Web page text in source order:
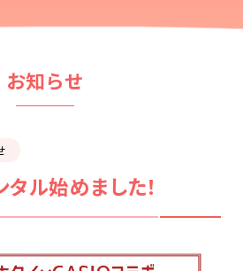
お知らせ
ル始めました！